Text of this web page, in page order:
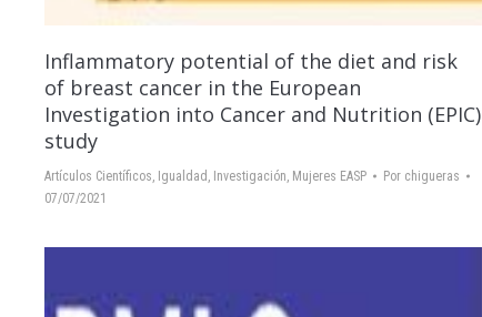
Inflammatory potential of the diet and risk
of breast cancer in the European
Investigation into Cancer and Nutrition (EPIC)
study
Artículos Científicos Igualdad Investigación Mujeres EASP Por chigueras
07/07/2021